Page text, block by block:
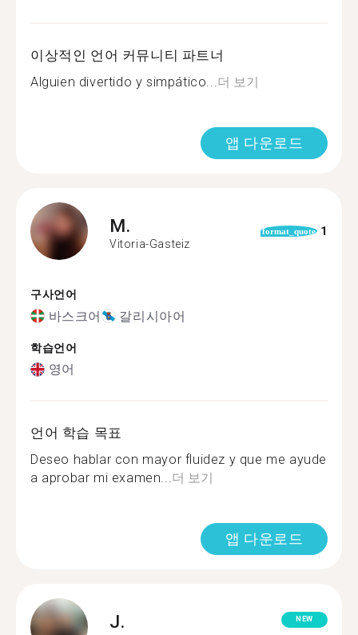
이상적인 언어 커뮤니티 파트너
Alguien divertido y simpático...더 보기
앱 다운로드
M.
Vitoria-Gasteiz
format_quote 1
구사언어
바스크어 갈리시아어
학습언어
영어
언어 학습 목표
Deseo hablar con mayor fluidez y que me ayude
a aprobar mi examen...더 보기
앱 다운로드
J. NEW